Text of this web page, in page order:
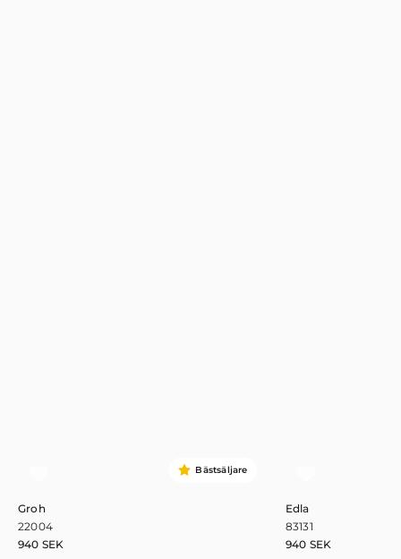
Groh
22004
940 SEK
Bästsäljare
Edla
83131
940 SEK